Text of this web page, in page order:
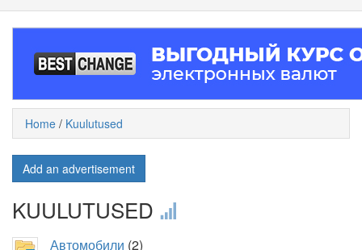
Home / Kuulutused
Add an advertisement
KUULUTUSED
Автомобили (2)